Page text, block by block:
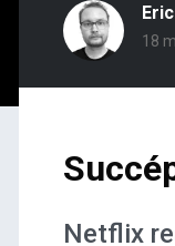
18
Netflix